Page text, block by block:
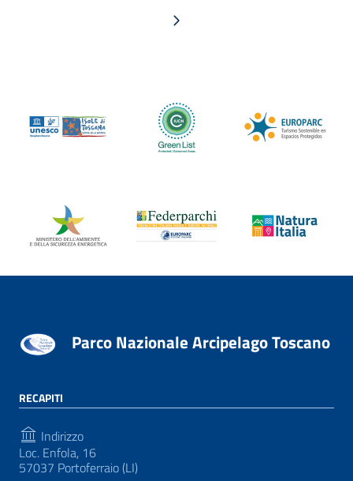
Pagina successiva
Parco Nazionale Arcipelago Toscano
RECAPITI
Indirizzo
Loc. Enfola, 16
57037 Portoferraio (LI)